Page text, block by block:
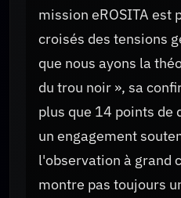
mission eROSITA est
croisés des tensions
que nous ayons la
du trou noir », sa
plus que 14 points de
un engagement
l'observation à grand
montre pas toujours